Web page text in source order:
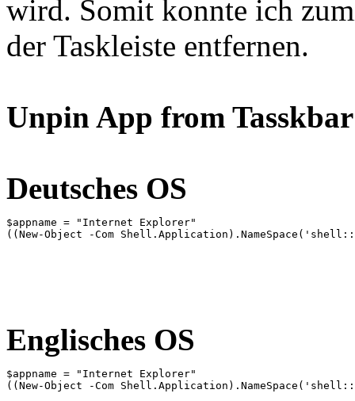
wird. Somit konnte ich
der Taskleiste entfernen.
Unpin App from Tasskbar
Deutsches OS
$appname = "Internet Explorer"
((New-Object -Com
Englisches OS
$appname = "Internet Explorer"
((New-Object -Com